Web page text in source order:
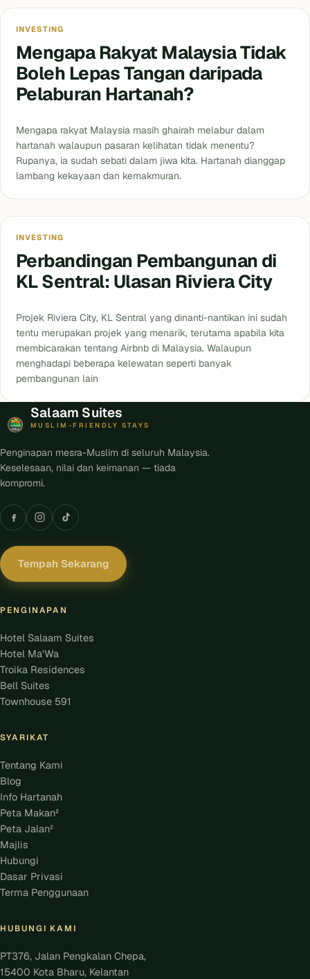
INVESTING
Mengapa Rakyat Malaysia Tidak
Boleh Lepas Tangan daripada
Pelaburan Hartanah?
Mengapa rakyat Malaysia masih ghairah melabur dalam
hartanah walaupun pasaran kelihatan tidak menentu?
Rupanya, ia sudah sebati dalam jiwa kita. Hartanah dianggap
lambang kekayaan dan kemakmuran.
INVESTING
Perbandingan Pembangunan di
KL Sentral: Ulasan Riviera City
Projek Riviera City, KL Sentral yang dinanti-nantikan ini sudah
tentu merupakan projek yang menarik, terutama apabila kita
membicarakan tentang Airbnb di Malaysia. Walaupun
menghadapi beberapa kelewatan seperti banyak
pembangunan lain
Salaam Suites
MUSLIM-FRIENDLY STAYS
Penginapan mesra-Muslim di seluruh Malaysia.
Keselesaan, nilai dan keimanan — tiada
kompromi.
Tempah Sekarang
PENGINAPAN
Hotel Salaam Suites
Hotel Ma'Wa
Troika Residences
Bell Suites
Townhouse 591
SYARIKAT
Tentang Kami
Blog
Info Hartanah
Peta Makan²
Peta Jalan²
Majlis
Hubungi
Dasar Privasi
Terma Penggunaan
HUBUNGI KAMI
PT376, Jalan Pengkalan Chepa,
15400 Kota Bharu, Kelantan